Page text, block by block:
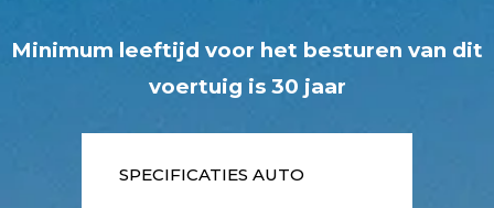
Minimum leeftijd voor het besturen van dit
voertuig is 30 jaar
SPECIFICATIES AUTO